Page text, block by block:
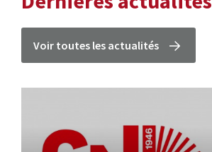
Voir toutes les actualités